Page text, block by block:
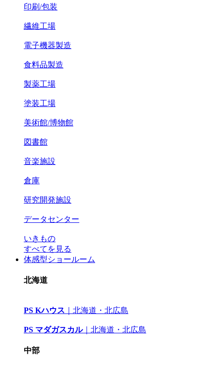
印刷/包装
繊維工場
電子機器製造
食料品製造
製薬工場
塗装工場
美術館/博物館
図書館
音楽施設
倉庫
研究開発施設
データセンター
いきもの
すべてを見る
体感型ショールーム
北海道
PS Kハウス 北海道・北広島
PS マダガスカル｜ 北海道・北広島
中部